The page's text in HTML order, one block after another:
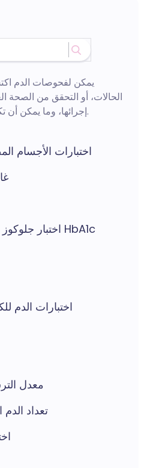
يمكن لفحوصات الدم
الحالات، أو التحقق من الصحة
إجرائها، وما يمكن أن تكشفه، وما يمكن توقعه.
اختبارات الأجسام
اختبار جلوكوز الدم (سكر الدم) و HbA1c
اختبارات الدم
معدل
تعداد